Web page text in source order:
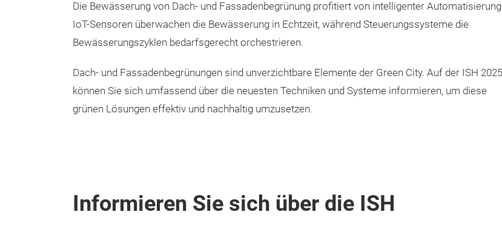
Die Bewässerung von Dach- und Fassadenbegrünung profitiert von intelligenter
IoT-Sensoren überwachen die Bewässerung in Echtzeit, während Steuerungssysteme die
Bewässerungszyklen bedarfsgerecht orchestrieren.
Dach- und Fassadenbegrünungen sind unverzichtbare Elemente der Green City. Auf der ISH 2025
können Sie sich umfassend über die neuesten Techniken und Systeme informieren, um diese
grünen Lösungen effektiv und nachhaltig umzusetzen.
Informieren Sie sich über die ISH